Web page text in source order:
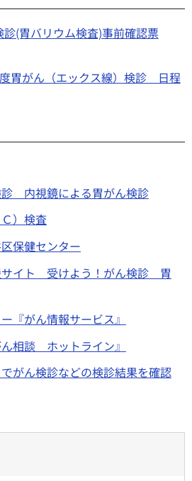
診(胃バリウム検査)事前確認票
胃がん（エックス線）検診 日程
診 内視鏡による胃がん検診
）検査
保健センター
サイト 受けよう！がん検診 胃
『がん情報サービス』
相談 ホットライン』
でがん検診などの検診結果を確認